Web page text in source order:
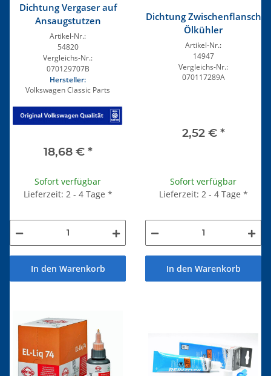
Dichtung Vergaser auf
Ansaugstutzen
Artikel-Nr.:
54820
Vergleichs-Nr.:
070129707B
Hersteller:
Volkswagen Classic Parts
18,68 € *
Sofort verfügbar
Lieferzeit: 2 - 4 Tage *
In den Warenkorb
Dichtung Zwischenflansch
Ölkühler
Artikel-Nr.:
14947
Vergleichs-Nr.:
070117289A
2,52 € *
Sofort verfügbar
Lieferzeit: 2 - 4 Tage *
In den Warenkorb